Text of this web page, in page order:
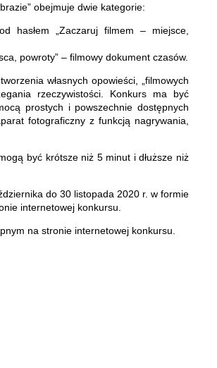
obejmuje dwie kategorie:
hasłem „Zaczaruj filmem – miejsce,
powroty” – filmowy dokument czasów.
własnych opowieści, „filmowych
rzeczywistości. Konkurs ma być
prostych i powszechnie dostępnych
fotograficzny z funkcją nagrywania,
być krótsze niż 5 minut i dłuższe niż
do 30 listopada 2020 r. w formie
internetowej konkursu.
na stronie internetowej konkursu.